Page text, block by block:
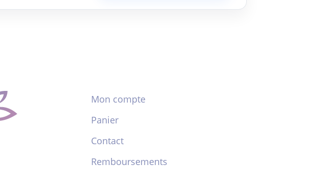
Mon compte
Panier
Contact
Remboursements